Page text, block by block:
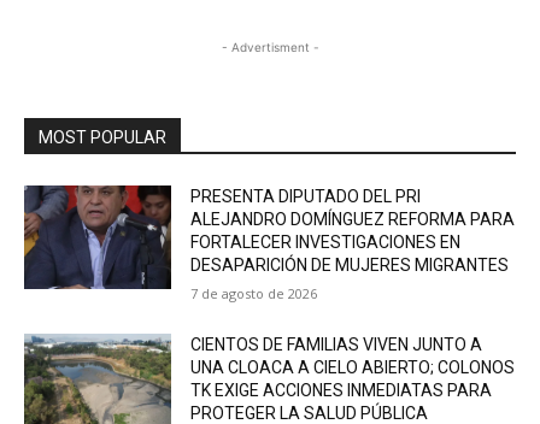
- Advertisment -
MOST POPULAR
PRESENTA DIPUTADO DEL PRI
ALEJANDRO DOMÍNGUEZ REFORMA PARA
FORTALECER INVESTIGACIONES EN
DESAPARICIÓN DE MUJERES MIGRANTES
7 de agosto de 2026
CIENTOS DE FAMILIAS VIVEN JUNTO A
UNA CLOACA A CIELO ABIERTO; COLONOS
TK EXIGE ACCIONES INMEDIATAS PARA
PROTEGER LA SALUD PÚBLICA